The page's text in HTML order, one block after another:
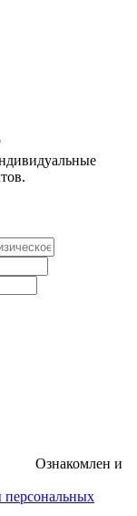
Ознакомлен и
персональных